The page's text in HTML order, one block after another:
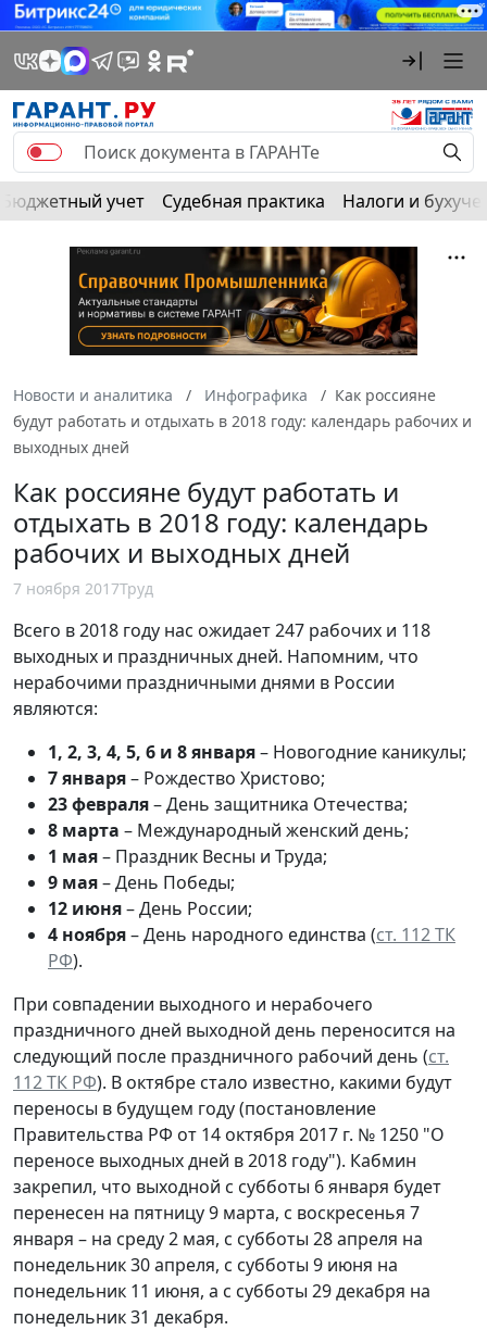
Бюджетный учет Судебная практика Налоги и
Новости и аналитика Инфографика
Как россияне
будут работать и отдыхать в 2018 году: календарь рабочих и
выходных дней
Как россияне будут работать и
отдыхать в 2018 году: календарь
рабочих и выходных дней
7 ноября 2017Труд
Всего в 2018 году нас ожидает 247 рабочих и 118
выходных и праздничных дней. Напомним, что
нерабочими праздничными днями в России
являются:
1, 2, 3, 4, 5, 6 и 8 января– Новогодние каникулы;
7 января– Рождество Христово;
23 февраля– День защитника Отечества;
8 марта – Международный женский день;
1 мая– Праздник Весны и Труда;
9 мая– День Победы;
12 июня– День России;
4 ноября– День народного единства (ст. 112 ТК
РФ).
При совпадении выходного и нерабочего
праздничного дней выходной день переносится на
следующий после праздничного рабочий день (ст.
112 ТК РФ). В октябре стало известно, какими будут
переносы в будущем году (постановление
Правительства РФ от 14 октября 2017 г. № 1250 "О
переносе выходных дней в 2018 году"). Кабмин
закрепил, что выходной с субботы 6 января будет
перенесен на пятницу 9 марта, с воскресенья 7
января – на среду 2 мая, с субботы 28 апреля на
понедельник 30 апреля, с субботы 9 июня на
понедельник 11 июня, а с субботы 29 декабря на
понедельник 31 декабря.